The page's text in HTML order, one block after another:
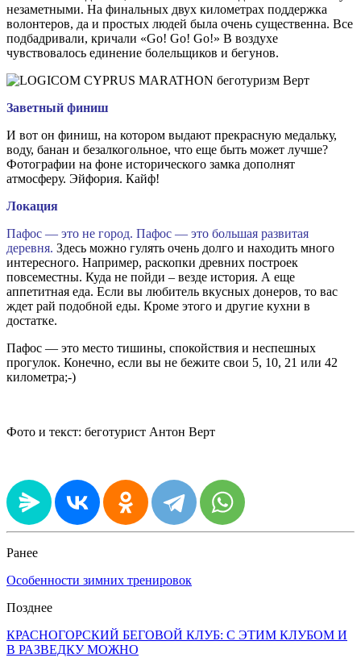
незаметными. На финальных двух километрах поддержка
волонтеров, да и простых людей была очень существенна. Все
подбадривали, кричали «Go! Go! Go!» В воздухе
чувствовалось единение болельщиков и бегунов.
Заветный финиш
И вот он финиш, на котором выдают прекрасную медальку,
воду, банан и безалкогольное, что еще быть может лучше?
Фотографии на фоне исторического замка дополнят
атмосферу. Эйфория. Кайф!
Локация
Пафос — это не город. Пафос — это большая развитая
деревня. Здесь можно гулять очень долго и находить много
интересного. Например, раскопки древних построек
повсеместны. Куда не пойди – везде история. А еще
аппетитная еда. Если вы любитель вкусных донеров, то вас
ждет рай подобной еды. Кроме этого и другие кухни в
достатке.
Пафос — это место тишины, спокойствия и неспешных
прогулок. Конечно, если вы не бежите свои 5, 10, 21 или 42
километра;-)
Фото и текст: беготурист Антон Верт
Ранее
Особенности зимних тренировок
Позднее
КРАСНОГОРСКИЙ БЕГОВОЙ КЛУБ: С ЭТИМ КЛУБОМ И
В РАЗВЕДКУ МОЖНО